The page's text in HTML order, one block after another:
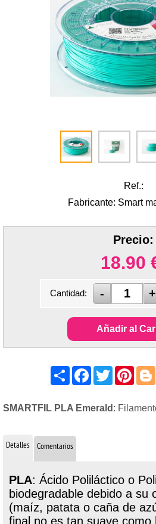
Ref.:
Fabricante: Smart
Precio:
18.90
Cantidad:
Añadir al
ShareFacebook
Twitter
SMARTFIL PLA Emerald :
Detalles Comentarios
PLA: Ácido Poliláctico o
biodegradable debido a su
(maíz, patata o caña de
final no es tan suave como